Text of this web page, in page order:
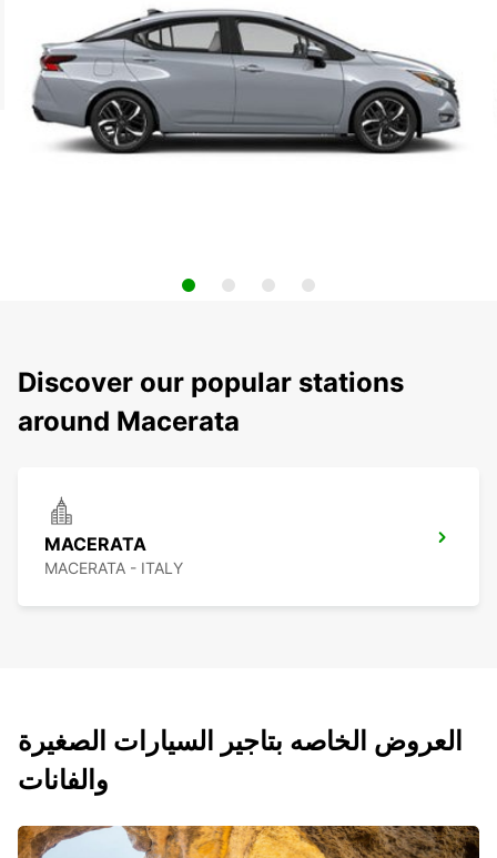
Discover our popular stations
around Macerata
MACERATA
MACERATA - ITALY
العروض الخاصه بتاجير السيارات الصغيرة
والفانات